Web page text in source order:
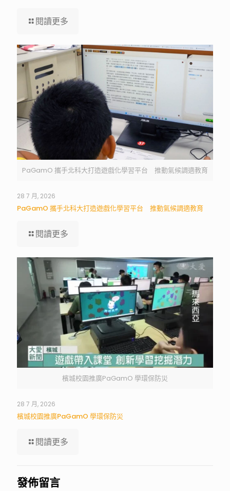
閱讀更多
PaGamO 攜手北科大打造遊戲化學習平台 推動氣候調適教育
28 7 月, 2026
PaGamO 攜手北科大打造遊戲化學習平台 推動氣候調適教育
閱讀更多
檳城校園推廣PaGamO 學環保防災
28 7 月, 2026
檳城校園推廣PaGamO 學環保防災
閱讀更多
發佈留言